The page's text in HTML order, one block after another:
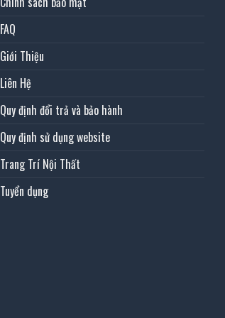
FAQ
Giới Thiệu
Liên Hệ
Quy định đổi trả và bảo hành
Quy định sử dụng website
Trang Trí Nội Thất
Tuyển dụng